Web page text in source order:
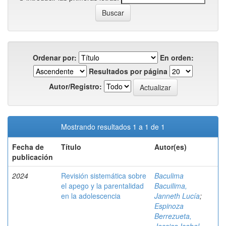
Ordenar por:
En orden:
Resultados por página
Autor/Registro:
Mostrando resultados 1 a 1 de 1
Fecha de
publicación
Título Autor(es)
2024
Revisión sistemática sobre
el apego y la parentalidad
en la adolescencia
Baculima
Bacuilima,
Janneth Lucía;
Espinoza
Berrezueta,